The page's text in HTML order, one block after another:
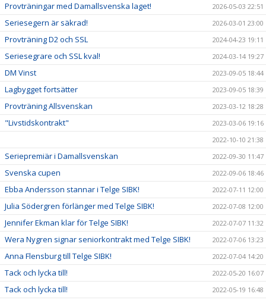
Provträningar med Damallsvenska laget! 2026-05-03 22:51
Seriesegern är säkrad! 2026-03-01 23:00
Provträning D2 och SSL 2024-04-23 19:11
Seriesegrare och SSL kval! 2024-03-14 19:27
DM Vinst 2023-09-05 18:44
Lagbygget fortsätter 2023-09-05 18:39
Provträning Allsvenskan 2023-03-12 18:28
"Livstidskontrakt"
2023-03-06 19:16
2022-10-10 21:38
Seriepremiär i Damallsvenskan 2022-09-30 11:47
Svenska cupen 2022-09-06 18:46
Ebba Andersson stannar i Telge SIBK! 2022-07-11 12:00
Julia Södergren förlänger med Telge SIBK! 2022-07-08 12:00
Jennifer Ekman klar för Telge SIBK! 2022-07-07 11:32
Wera Nygren signar seniorkontrakt med Telge SIBK! 2022-07-06 13:23
Anna Flensburg till Telge SIBK! 2022-07-04 14:20
Tack och lycka till! 2022-05-20 16:07
Tack och lycka till! 2022-05-19 16:48